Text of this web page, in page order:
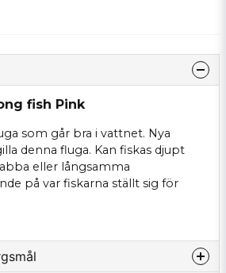
fish Pink
som går bra i vattnet. Nya
denna fluga. Kan fiskas djupt
eller långsamma
på var fiskarna ställt sig för